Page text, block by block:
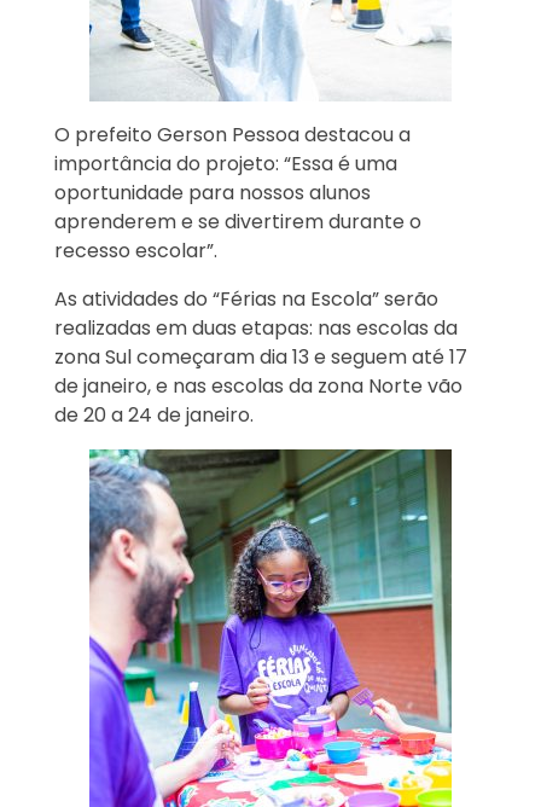
O prefeito Gerson Pessoa destacou a
importância do projeto: “Essa é uma
oportunidade para nossos alunos
aprenderem e se divertirem durante o
recesso escolar”.
As atividades do “Férias na Escola” serão
realizadas em duas etapas: nas escolas da
zona Sul começaram dia 13 e seguem até 17
de janeiro, e nas escolas da zona Norte vão
de 20 a 24 de janeiro.